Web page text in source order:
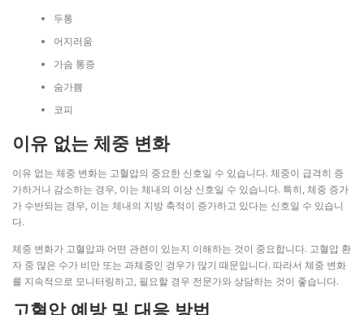
두통
어지러움
가슴 통증
숨가쁨
코피
이유 없는 체중 변화
이유 없는 체중 변화는 고혈압의 중요한 신호일 수 있습니다. 체중이 급격히 증
가하거나 감소하는 경우, 이는 체내의 이상 신호일 수 있습니다. 특히, 체중 증가
가 수반되는 경우, 이는 체내의 지방 축적이 증가하고 있다는 신호일 수 있습니
다.
체중 변화가 고혈압과 어떤 관련이 있는지 이해하는 것이 중요합니다. 고혈압 환
자 중 많은 수가 비만 또는 과체중인 경우가 많기 때문입니다. 따라서 체중 변화
를 지속적으로 모니터링하고, 필요할 경우 전문가와 상담하는 것이 좋습니다.
고혈압 예방 및 대응 방법